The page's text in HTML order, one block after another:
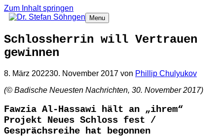
Zum Inhalt springen
Menu
Schlossherrin will Vertrauen
gewinnen
8. März 202230. November 2017 von Phillip Chulyukov
(© Badische Neuesten Nachrichten, 30. November 2017)
Fawzia Al-Hassawi hält an „ihrem“
Projekt Neues Schloss fest /
Gesprächsreihe hat begonnen